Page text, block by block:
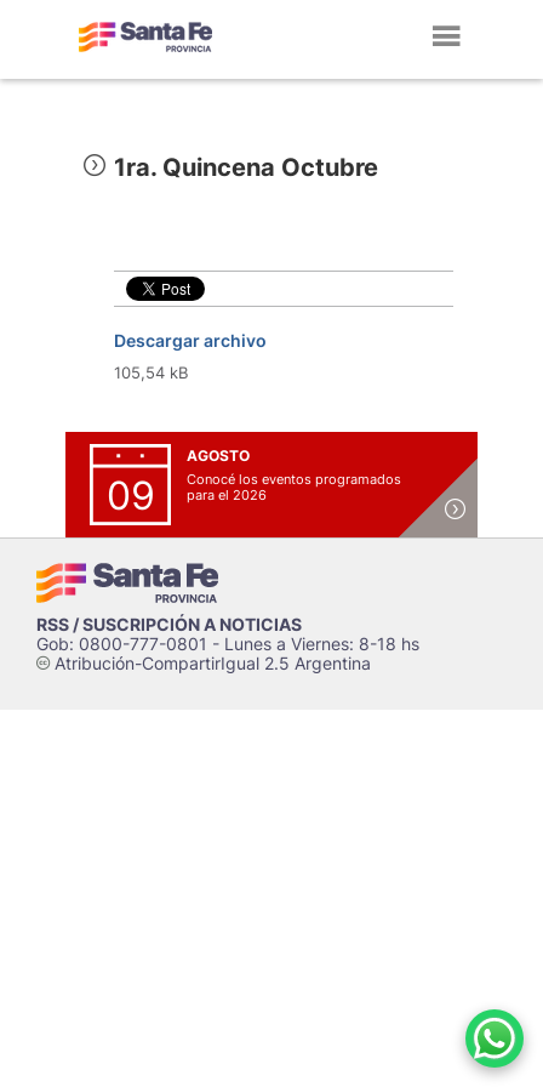
1ra. Quincena Octubre
Descargar archivo
105,54 kB
09
AGOSTO
Conocé los eventos programados
para el 2026
RSS / SUSCRIPCIÓN A NOTICIAS
Gob: 0800-777-0801 - Lunes a Viernes: 8-18 hs
cAtribución-CompartirIgual 2.5 Argentina